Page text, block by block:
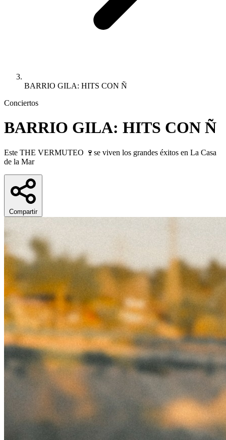
BARRIO GILA: HITS CON Ñ
Conciertos
BARRIO GILA: HITS CON Ñ
Este THE VERMUTEO 🍷se viven los grandes éxitos en La Casa
de la Mar
Compartir